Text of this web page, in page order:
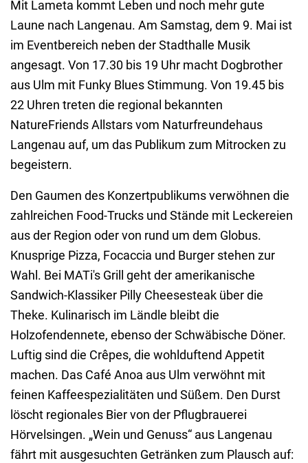
Mit Lameta kommt Leben und noch mehr gute
Laune nach Langenau. Am Samstag, dem 9. Mai ist
im Eventbereich neben der Stadthalle Musik
angesagt. Von 17.30 bis 19 Uhr macht Dogbrother
aus Ulm mit Funky Blues Stimmung. Von 19.45 bis
22 Uhren treten die regional bekannten
NatureFriends Allstars vom Naturfreundehaus
Langenau auf, um das Publikum zum Mitrocken zu
begeistern.
Den Gaumen des Konzertpublikums verwöhnen die
zahlreichen Food-Trucks und Stände mit Leckereien
aus der Region oder von rund um dem Globus.
Knusprige Pizza, Focaccia und Burger stehen zur
Wahl. Bei MATi's Grill geht der amerikanische
Sandwich-Klassiker Pilly Cheesesteak über die
Theke. Kulinarisch im Ländle bleibt die
Holzofendennete, ebenso der Schwäbische Döner.
Luftig sind die Crêpes, die wohlduftend Appetit
machen. Das Café Anoa aus Ulm verwöhnt mit
feinen Kaffeespezialitäten und Süßem. Den Durst
löscht regionales Bier von der Pflugbrauerei
Hörvelsingen. „Wein und Genuss“ aus Langenau
fährt mit ausgesuchten Getränken zum Plausch auf: